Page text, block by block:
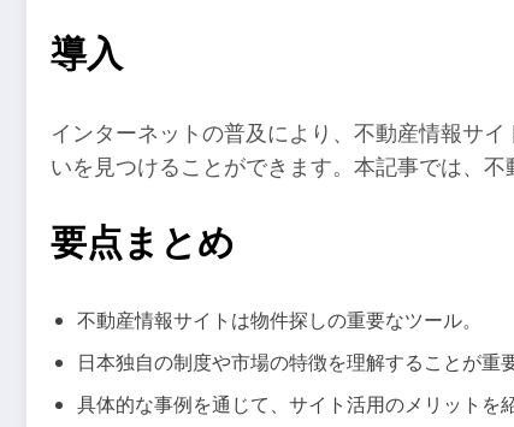
導入
インターネットの普及により、不動産情報サ
いを見つけることができます。本記事では、
要点まとめ
不動産情報サイトは物件探しの重要なツール。
日本独自の制度や市場の特徴を理解することが重要
具体的な事例を通じて、サイト活用のメリットを紹